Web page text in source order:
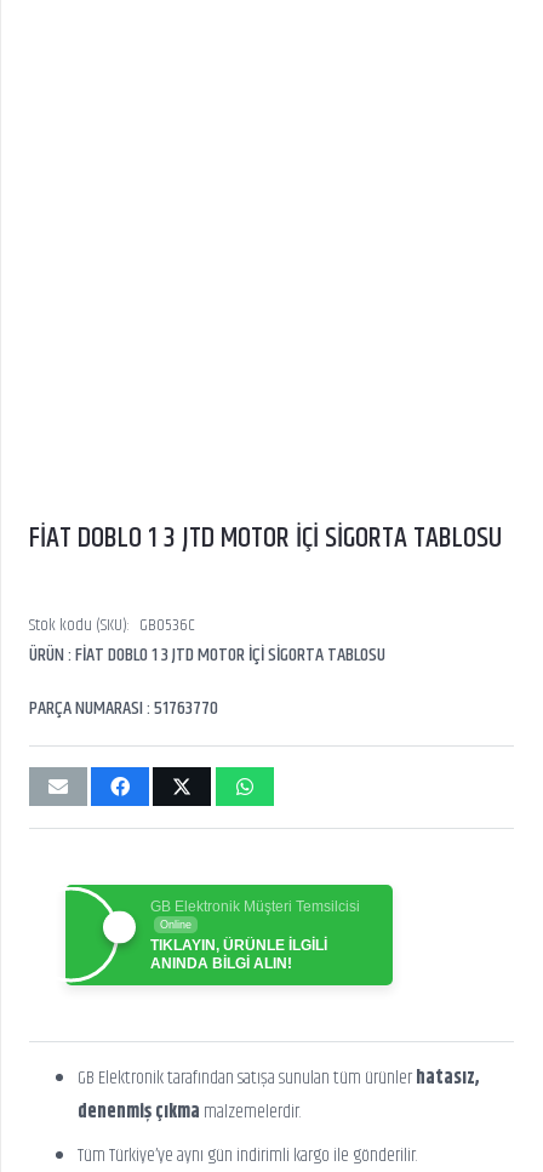
FİAT DOBLO 1 3 JTD MOTOR İÇİ SİGORTA TABLOSU
Stok kodu (SKU): GB0536C
ÜRÜN : FİAT DOBLO 1 3 JTD MOTOR İÇİ SİGORTA TABLOSU
PARÇA NUMARASI : 51763770
GB Elektronik Müşteri Temsilcisi
Online
TIKLAYIN, ÜRÜNLE İLGİLİ
ANINDA BİLGİ ALIN!
GB Elektronik tarafından satışa sunulan tüm ürünlerhatasız,
denenmiş çıkma malzemelerdir.
Tüm Türkiye’ye aynı gün indirimli kargo ile gönderilir.